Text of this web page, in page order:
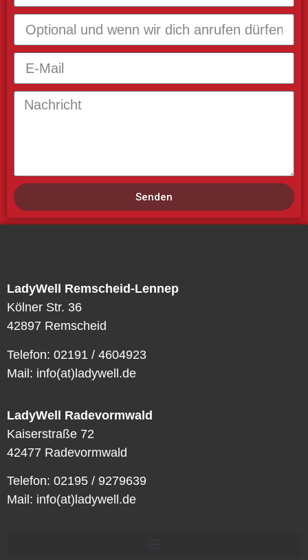
Senden
LadyWell Remscheid-Lennep
Kölner Str. 36
42897 Remscheid
Telefon: 02191 / 4604923
Mail: info(at)ladywell.de
LadyWell Radevormwald
Kaiserstraße 72
42477 Radevormwald
Telefon: 02195 / 9279639
Mail: info(at)ladywell.de